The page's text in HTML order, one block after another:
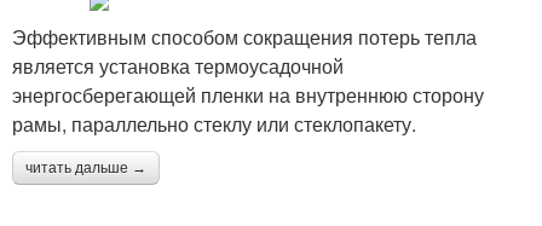
Эффективным способом сокращения потерь тепла
является установка термоусадочной
энергосберегающей пленки на внутреннюю сторону
рамы, параллельно стеклу или стеклопакету.
читать дальше →